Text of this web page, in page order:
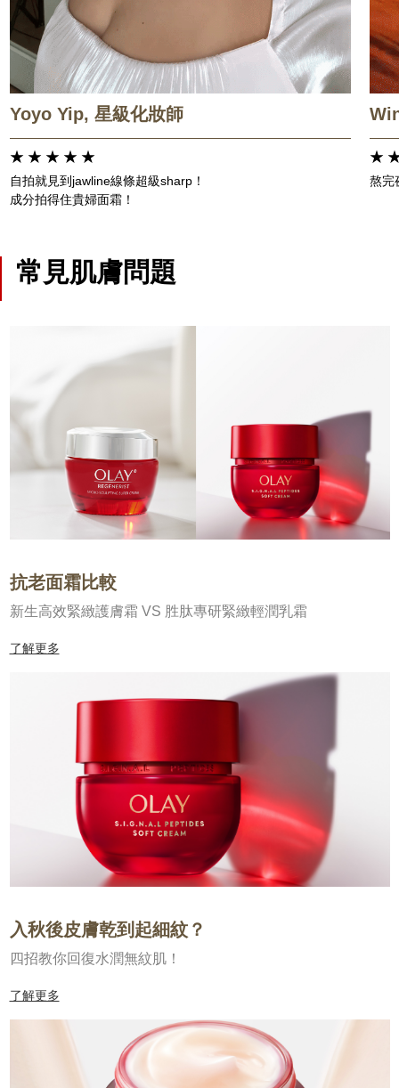
Yoyo Yip, 星級化妝師
自拍就見到jawline線條超級sharp！
成分拍得住貴婦面霜！
熬完
常見肌膚問題
抗老面霜比較
新生高效緊緻護膚霜 VS 胜肽專研緊緻輕潤乳霜
了解更多
入秋後皮膚乾到起細紋？
四招教你回復水潤無紋肌！
了解更多